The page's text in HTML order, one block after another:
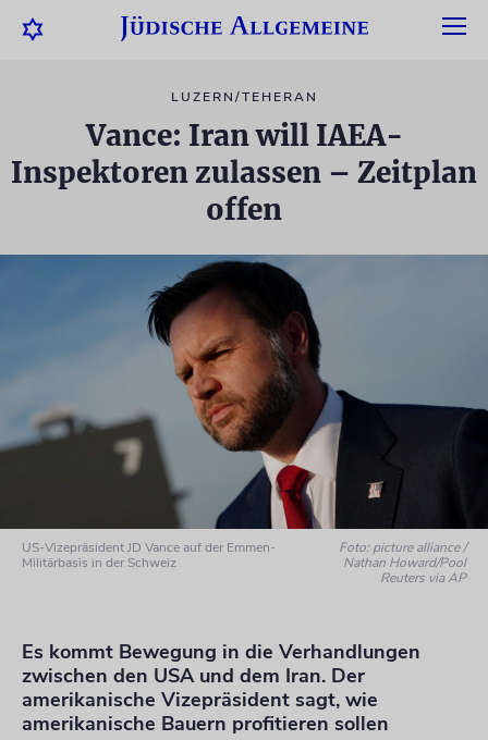
LUZERN/TEHERAN
Vance: Iran will IAEA-
Inspektoren zulassen – Zeitplan
offen
US-Vizepräsident JD Vance auf der Emmen-
Militärbasis in der Schweiz
Foto: picture alliance /
Nathan Howard/Pool
Reuters via AP
Es kommt Bewegung in die Verhandlungen
zwischen den USA und dem Iran. Der
amerikanische Vizepräsident sagt, wie
amerikanische Bauern profitieren sollen